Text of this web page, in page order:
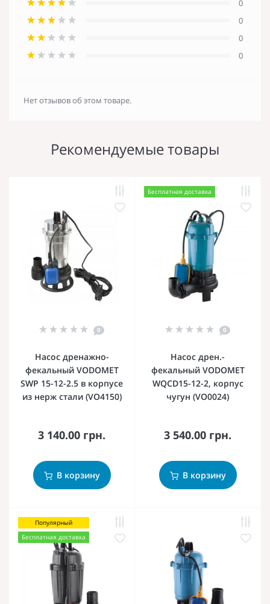
0
0
0
0
Нет отзывов об этом товаре.
Рекомендуемые товары
0
Насос дренажно-
фекальный VODOMET
SWP 15-12-2.5 в корпусе
из нерж стали (VO4150)
3 140.00 грн.
В корзину
Бесплатная доставка
0
Насос дрен.-
фекальный VODOMET
WQCD15-12-2, корпус
чугун (VO0024)
3 540.00 грн.
В корзину
Популярный
Бесплатная доставка